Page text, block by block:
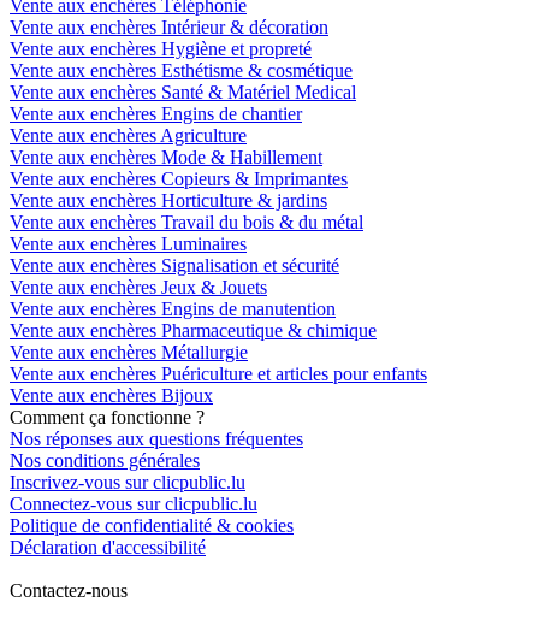
Vente aux enchères Téléphonie
Vente aux enchères Intérieur & décoration
Vente aux enchères Hygiène et propreté
Vente aux enchères Esthétisme & cosmétique
Vente aux enchères Santé & Matériel Medical
Vente aux enchères Engins de chantier
Vente aux enchères Agriculture
Vente aux enchères Mode & Habillement
Vente aux enchères Copieurs & Imprimantes
Vente aux enchères Horticulture & jardins
Vente aux enchères Travail du bois & du métal
Vente aux enchères Luminaires
Vente aux enchères Signalisation et sécurité
Vente aux enchères Jeux & Jouets
Vente aux enchères Engins de manutention
Vente aux enchères Pharmaceutique & chimique
Vente aux enchères Métallurgie
Vente aux enchères Puériculture et articles pour enfants
Vente aux enchères Bijoux
Comment ça fonctionne ?
Nos réponses aux questions fréquentes
Nos conditions générales
Inscrivez-vous sur clicpublic.lu
Connectez-vous sur clicpublic.lu
Politique de confidentialité & cookies
Déclaration d'accessibilité
Contactez-nous